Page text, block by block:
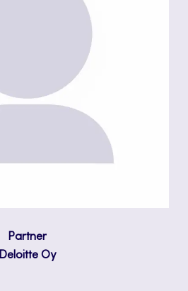
Partner
Deloitte Oy